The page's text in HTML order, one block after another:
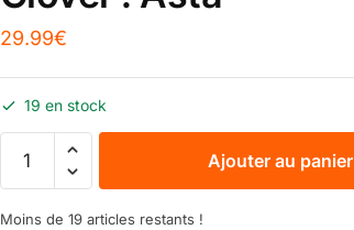
29.99€
19 en stock
Ajouter au panier
Moins de 19 articles restants !